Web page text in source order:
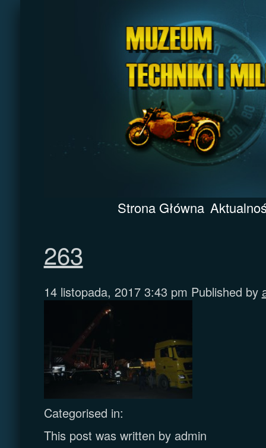
Strona Główna
263
14 listopada, 2017 3:43 pm Published by
Categorised in:
This post was written by admin